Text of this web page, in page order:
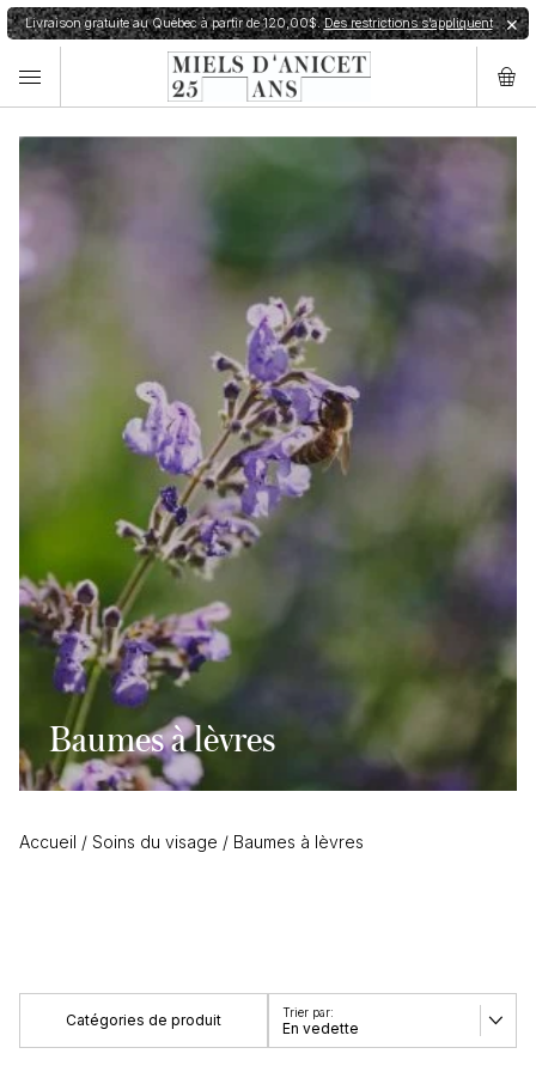
✕
Livraison gratuite au Québec à partir de 120,00$.Des restrictions s’appliquent
Baumes à lèvres
Accueil / Soins du visage / Baumes à lèvres
Catégories de produit En vedette